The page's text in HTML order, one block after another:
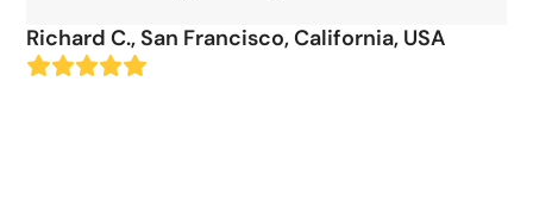
Richard C., San Francisco, California, USA
Rating: